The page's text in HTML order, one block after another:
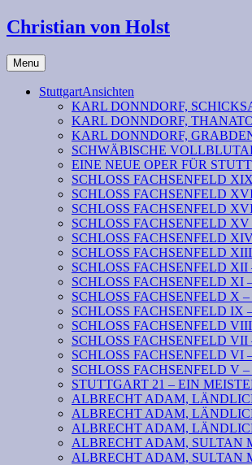
Christian von Holst
Menu
StuttgartAnsichten
KARL DONNDORF,
KARL DONNDORF,
KARL DONNDORF,
SCHWÄBISCHE
EINE NEUE OPER FÜR
SCHLOSS FACHSENFELD
SCHLOSS FACHSENFELD
SCHLOSS FACHSENFELD
SCHLOSS FACHSENFELD
SCHLOSS FACHSENFELD
SCHLOSS FACHSENFELD
SCHLOSS FACHSENFELD
SCHLOSS FACHSENFELD
SCHLOSS FACHSENFELD X
SCHLOSS FACHSENFELD IX
SCHLOSS FACHSENFELD
SCHLOSS FACHSENFELD
SCHLOSS FACHSENFELD VI
SCHLOSS FACHSENFELD V
STUTTGART 21 – EIN
ALBRECHT ADAM,
ALBRECHT ADAM,
ALBRECHT ADAM,
ALBRECHT ADAM, SULTAN
ALBRECHT ADAM, SULTAN